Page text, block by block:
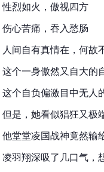
性烈如火，傲视四方
伤心苦痛，吞入愁肠
人间自有真情在，何故
这个一身傲然又自大的
这个自负偏激目中无人
但是，她看似猖狂又极
他堂堂凌国战神竟然输
凌羽翔深吸了几口气，